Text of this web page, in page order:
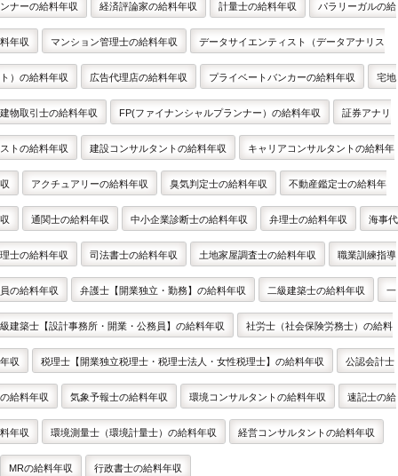
ンナーの給料年収 経済評論家の給料年収 計量士の給料年収 パラリーガルの給
料年収 マンション管理士の給料年収 データサイエンティスト（データアナリス
ト）の給料年収 広告代理店の給料年収 プライベートバンカーの給料年収 宅地
建物取引士の給料年収 FP(ファイナンシャルプランナー）の給料年収 証券アナリ
ストの給料年収 建設コンサルタントの給料年収 キャリアコンサルタントの給料年
収 アクチュアリーの給料年収 臭気判定士の給料年収 不動産鑑定士の給料年
収 通関士の給料年収 中小企業診断士の給料年収 弁理士の給料年収 海事代
理士の給料年収 司法書士の給料年収 土地家屋調査士の給料年収 職業訓練指導
員の給料年収 弁護士【開業独立・勤務】の給料年収 二級建築士の給料年収 一
級建築士【設計事務所・開業・公務員】の給料年収 社労士（社会保険労務士）の給料
年収 税理士【開業独立税理士・税理士法人・女性税理士】の給料年収 公認会計士
の給料年収 気象予報士の給料年収 環境コンサルタントの給料年収 速記士の給
料年収 環境測量士（環境計量士）の給料年収 経営コンサルタントの給料年収
MRの給料年収 行政書士の給料年収